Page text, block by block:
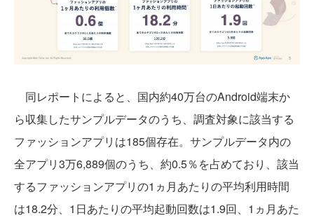
同レポートによると、国内約40万台のAndroid端末か
ら収集したサンプルデータのうち、調査対象に該当する
ファッションアプリは185個存在。サンプルデータ内の
全アプリ3万6,889個のうち、約0.5％を占めており、該当
するファッションアプリの1ヵ月あたりの平均利用時間
は18.2分、1日あたりの平均起動回数は1.9回、1ヵ月あた